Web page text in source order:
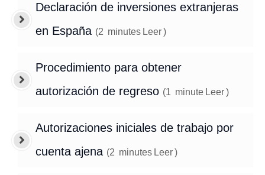
Declaración de inversiones extranjeras
en España (2 minutes Leer)
Procedimiento para obtener
autorización de regreso (1 minute Leer)
Autorizaciones iniciales de trabajo por
cuenta ajena (2 minutes Leer)